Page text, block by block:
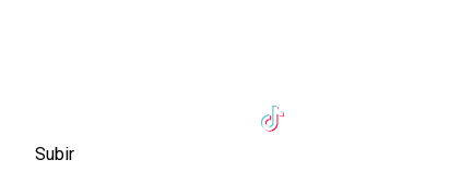
Subir